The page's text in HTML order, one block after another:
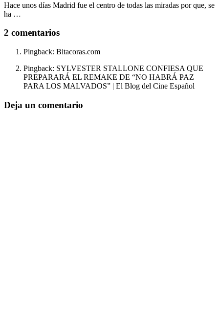
Hace unos días Madrid fue el centro de todas las miradas por que, se
ha …
2 comentarios
Pingback: Bitacoras.com
Pingback: SYLVESTER STALLONE CONFIESA QUE
PREPARARÁ EL REMAKE DE “NO HABRÁ PAZ
PARA LOS MALVADOS” | El Blog del Cine Español
Deja un comentario